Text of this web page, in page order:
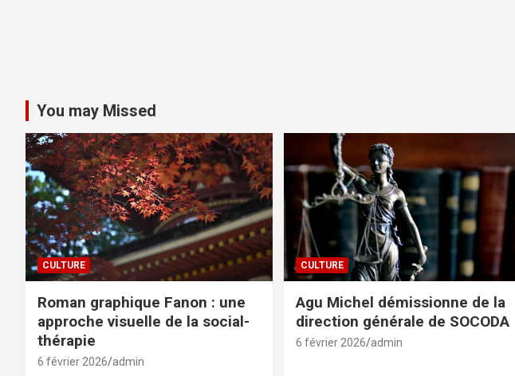
You may Missed
CULTURE
Roman graphique Fanon : une
approche visuelle de la social-
thérapie
6 février 2026 admin
CULTURE
Agu Michel démissionne de la
direction générale de SOCODA
6 février 2026 admin